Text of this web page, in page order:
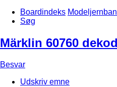
Boardindeks
Søg
Märklin 60760
Besvar
Udskriv emne